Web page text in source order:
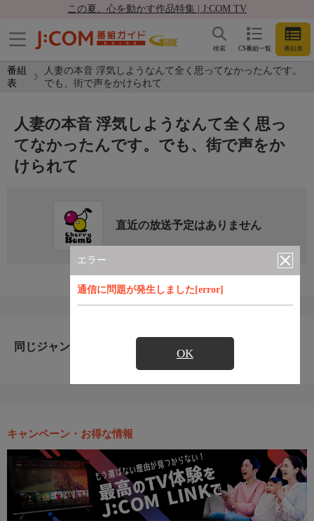
この夏、心を動かす作品特集 | J:COM TV
CS番組一覧 番組表
検索
番組
表
人妻の本音 浮気しようなんて全く思ってなかったんです。
でも、街で声をかけられて
エラー
通信に問題が発生しました[error]
OK
人妻の本音 浮気しようなんて全く思っ
てなかったんです。でも、街で声をか
けられて
直近の放送予定はありません
同じジャンルのおすすめ番組
キャンペーン・お得な情報